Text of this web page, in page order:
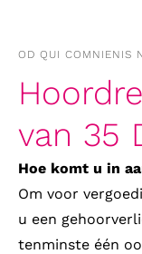
OD QUI COMNIENIS
van 35
Hoe komt u in
Om voor
u een
tenminste één